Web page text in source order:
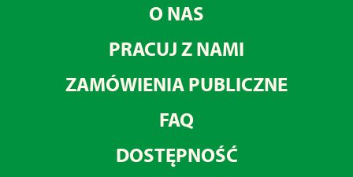
O NAS
PRACUJ Z NAMI
ZAMÓWIENIA PUBLICZNE
FAQ
DOSTĘPNOŚĆ